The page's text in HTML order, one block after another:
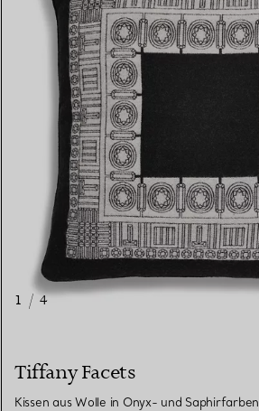
1 / 4
Tiffany Facets
Kissen aus Wolle in Onyx- und Saphirfarben